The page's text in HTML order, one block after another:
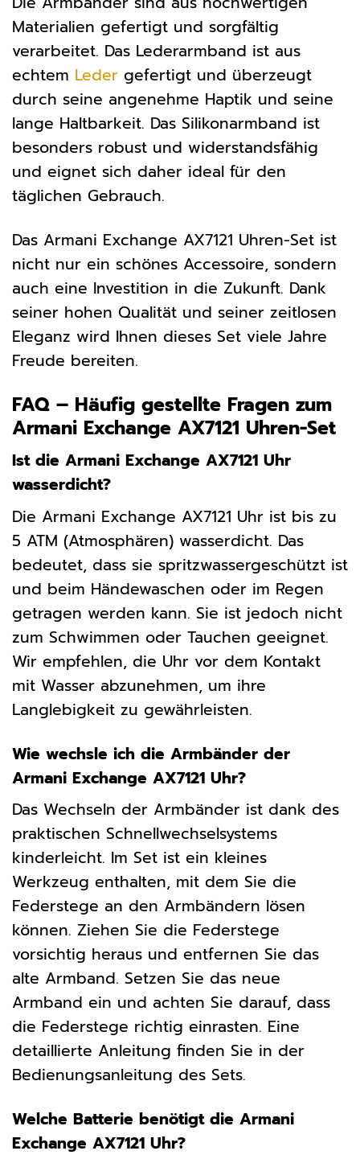
Materialien gefertigt und sorgfältig
verarbeitet. Das Lederarmband ist aus
echtem Leder gefertigt und überzeugt
durch seine angenehme Haptik und seine
lange Haltbarkeit. Das Silikonarmband ist
besonders robust und widerstandsfähig
und eignet sich daher ideal für den
täglichen Gebrauch.
Das Armani Exchange AX7121 Uhren-Set ist
nicht nur ein schönes Accessoire, sondern
auch eine Investition in die Zukunft. Dank
seiner hohen Qualität und seiner zeitlosen
Eleganz wird Ihnen dieses Set viele Jahre
Freude bereiten.
FAQ – Häufig gestellte Fragen zum
Armani Exchange AX7121 Uhren-Set
Ist die Armani Exchange AX7121 Uhr
wasserdicht?
Die Armani Exchange AX7121 Uhr ist bis zu
5 ATM (Atmosphären) wasserdicht. Das
bedeutet, dass sie spritzwassergeschützt ist
und beim Händewaschen oder im Regen
getragen werden kann. Sie ist jedoch nicht
zum Schwimmen oder Tauchen geeignet.
Wir empfehlen, die Uhr vor dem Kontakt
mit Wasser abzunehmen, um ihre
Langlebigkeit zu gewährleisten.
Wie wechsle ich die Armbänder der
Armani Exchange AX7121 Uhr?
Das Wechseln der Armbänder ist dank des
praktischen Schnellwechselsystems
kinderleicht. Im Set ist ein kleines
Werkzeug enthalten, mit dem Sie die
Federstege an den Armbändern lösen
können. Ziehen Sie die Federstege
vorsichtig heraus und entfernen Sie das
alte Armband. Setzen Sie das neue
Armband ein und achten Sie darauf, dass
die Federstege richtig einrasten. Eine
detaillierte Anleitung finden Sie in der
Bedienungsanleitung des Sets.
Welche Batterie benötigt die Armani
Exchange AX7121 Uhr?